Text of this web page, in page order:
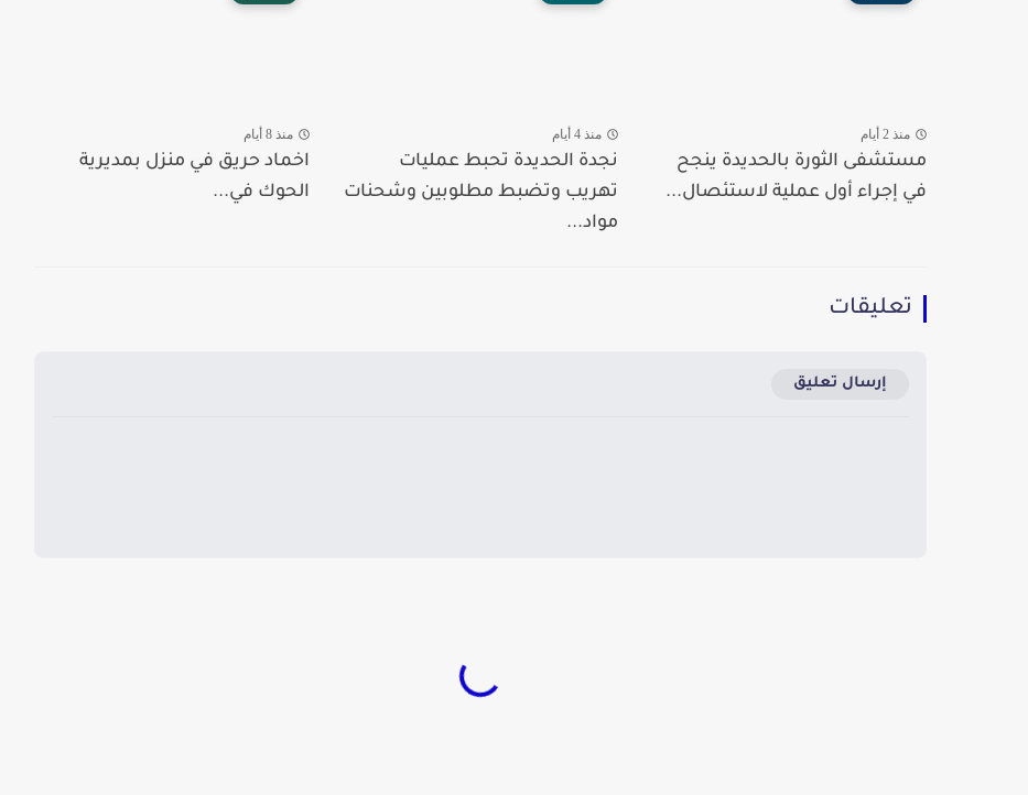
منذ 2 أيام
مستشفى الثورة بالحديدة ينجح
في إجراء أول عملية لاستئصال...
منذ 4 أيام
نجدة الحديدة تحبط عمليات
تهريب وتضبط مطلوبين وشحنات
مواد...
منذ 8 أيام
اخماد حريق في منزل بمديرية
الحوك في...
تعليقات
إرسال تعليق